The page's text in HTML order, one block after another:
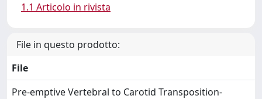
1.1 Articolo in rivista
File in questo prodotto:
File
Pre-emptive Vertebral to Carotid Transposition-